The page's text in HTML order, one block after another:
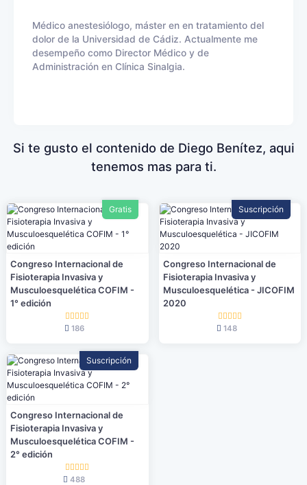
Médico anestesiólogo, máster en en tratamiento del
dolor de la Universidad de Cádiz. Actualmente me
desempeño como Director Médico y de
Administración en Clínica Sinalgia.
Si te gusto el contenido de Diego Benítez, aqui
tenemos mas para ti.
Gratis
Congreso Internacional de
Fisioterapia Invasiva y
Musculoesquelética COFIM -
1° edición
186
Suscripción
Congreso Internacional de
Fisioterapia Invasiva y
Musculoesquelética - JICOFIM
2020
148
Suscripción
Congreso Internacional de
Fisioterapia Invasiva y
Musculoesquelética COFIM -
2° edición
488